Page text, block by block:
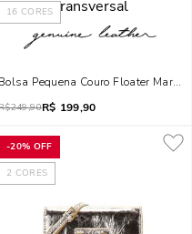
Fivela Brilho
16 CORES
Bolsa Pequena Couro Floater
249,90R$ 199,90
Alça Transversal
-20% OFF
2 CORES